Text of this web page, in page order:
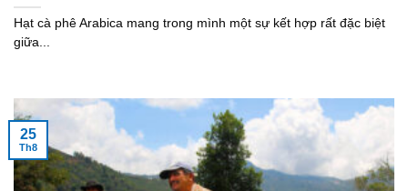
Hạt cà phê Arabica mang trong mình một sự kết hợp rất đặc biệt
giữa...
25
Th8